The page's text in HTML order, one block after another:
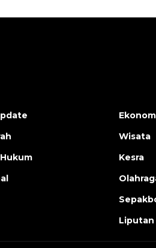
Wisata
Kesra
Liputan